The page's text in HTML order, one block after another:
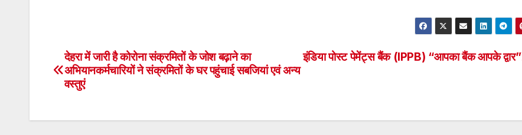
Post
navigation
इंडिया पोस्ट पेमेंट्स बैंक (IPPB) “आपका बैंक आपके द्वार”
देहरा में जारी है कोरोना संक्रमितों के जोश बढ़ाने का
अभियानकर्मचारियों ने संक्रमितों के घर पहुंचाई सबजियां एवं अन्य
वस्तुएं